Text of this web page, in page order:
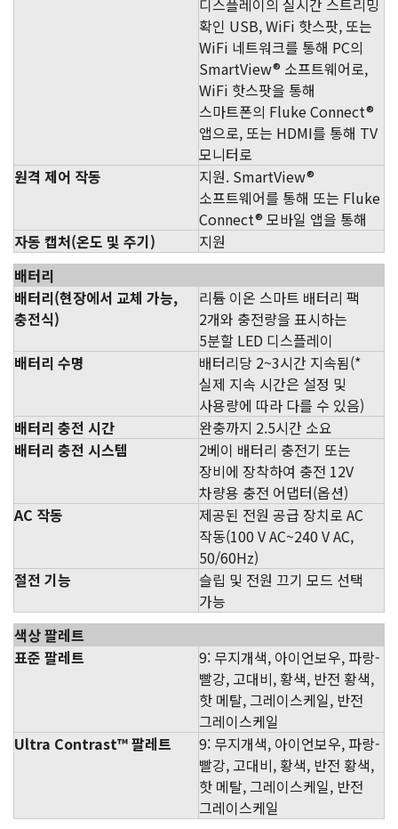
디스플레이의 실시간 스트리밍
확인 USB, WiFi 핫스팟, 또는
WiFi 네트워크를 통해 PC의
SmartView® 소프트웨어로,
WiFi 핫스팟을 통해
스마트폰의 Fluke Connect®
앱으로, 또는 HDMI를 통해 TV
모니터로
원격 제어 작동
지원. SmartView®
소프트웨어를 통해 또는 Fluke
Connect® 모바일 앱을 통해
자동 캡처(온도 및 주기)
지원
배터리
배터리(현장에서 교체 가능,
충전식)
리튬 이온 스마트 배터리 팩
2개와 충전량을 표시하는
5분할 LED 디스플레이
배터리 수명
배터리당 2~3시간 지속됨(*
실제 지속 시간은 설정 및
사용량에 따라 다를 수 있음)
배터리 충전 시간
완충까지 2.5시간 소요
배터리 충전 시스템
2베이 배터리 충전기 또는
장비에 장착하여 충전 12V
차량용 충전 어댑터(옵션)
AC 작동
제공된 전원 공급 장치로 AC
작동(100 V AC~240 V AC,
50/60Hz)
절전 기능
슬립 및 전원 끄기 모드 선택
가능
색상 팔레트
표준 팔레트
9: 무지개색, 아이언보우, 파랑-
빨강, 고대비, 황색, 반전 황색,
핫 메탈, 그레이스케일, 반전
그레이스케일
Ultra Contrast™ 팔레트
9: 무지개색, 아이언보우, 파랑-
빨강, 고대비, 황색, 반전 황색,
핫 메탈, 그레이스케일, 반전
그레이스케일